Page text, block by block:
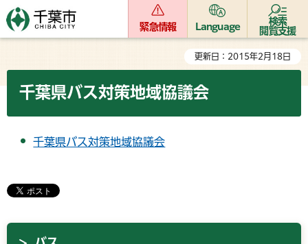
緊急情報 Language
検索
閲覧支援
更新日：2015年2月18日
千葉県バス対策地域協議会
千葉県バス対策地域協議会